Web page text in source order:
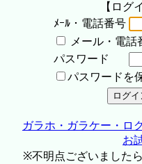
【ログ
ﾒｰﾙ・電話番号
メール・電話
パスワード
パスワードを
ガラホ・ガラケー・ロ
お
※不明点ございました